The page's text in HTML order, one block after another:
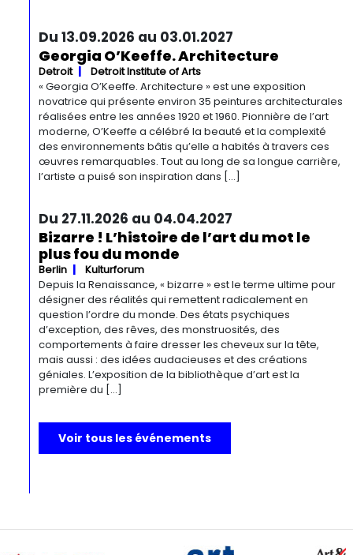
Du 13.09.2026 au 03.01.2027
Georgia O’Keeffe. Architecture
Detroit
Detroit Institute of Arts
« Georgia O’Keeffe. Architecture » est une exposition
novatrice qui présente environ 35 peintures architecturales
réalisées entre les années 1920 et 1960. Pionnière de l’art
moderne, O’Keeffe a célébré la beauté et la complexité
des environnements bâtis qu’elle a habités à travers ces
œuvres remarquables. Tout au long de sa longue carrière,
l’artiste a puisé son inspiration dans […]
Du 27.11.2026 au 04.04.2027
Bizarre ! L’histoire de l’art du mot le
plus fou du monde
Berlin
Kulturforum
Depuis la Renaissance, « bizarre » est le terme ultime pour
désigner des réalités qui remettent radicalement en
question l’ordre du monde. Des états psychiques
d’exception, des rêves, des monstruosités, des
comportements à faire dresser les cheveux sur la tête,
mais aussi : des idées audacieuses et des créations
géniales. L’exposition de la bibliothèque d’art est la
première du […]
Voir tous les événements